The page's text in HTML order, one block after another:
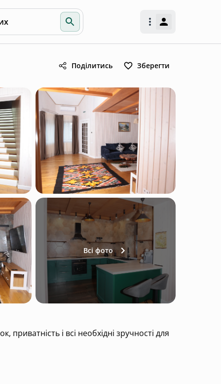
Поділитись Зберегти
Всі фото
і всі необхідні зручності для